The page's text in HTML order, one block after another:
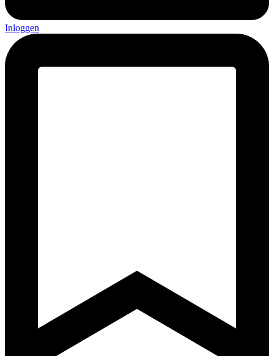
Inloggen